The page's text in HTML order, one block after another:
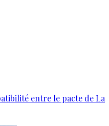
entre le pacte de La